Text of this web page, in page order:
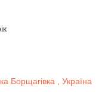
Борщагівка , Україна